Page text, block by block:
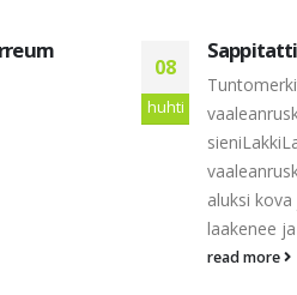
08
huhti
aluksi
laakenee
read more